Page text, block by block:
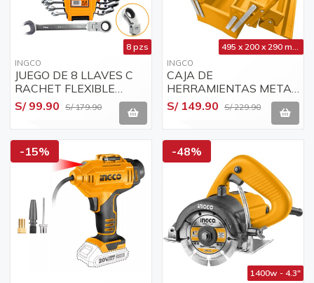
8 pzs
INGCO
JUEGO DE 8 LLAVES C
RACHET FLEXIBLE
COMBINADAS 8-19MM
INGCO HKSPAR1083
S/ 99.90 S/ 179.90
INGCO
CAJA DE
HERRAMIENTAS METAL
3 NIVELES INGCO
HTB0200
S/ 149.90 S/ 229.90
-15% -48%
1400w - 4.3"